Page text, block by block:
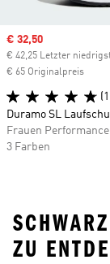
Sale price
€ 32,50
€ 42,25 Letzter
€ 65 Originalpreis
Duramo SL
Frauen Performance
3 Farben
ZU